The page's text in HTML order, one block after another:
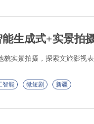
生成式+实景拍
实景拍摄，探索文旅影视表
智能 微短剧 新疆